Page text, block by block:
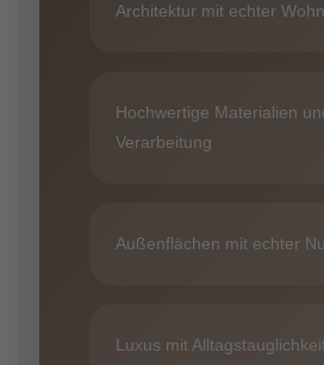
Architektur mit echter
Hochwertige Materialien
Verarbeitung
Außenflächen mit echter
Luxus mit